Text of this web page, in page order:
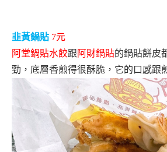
韭黃鍋貼 7元
阿堂鍋貼水餃跟 阿財鍋貼的鍋貼餅皮
勁，底層香煎得很酥脆，它的口感跟